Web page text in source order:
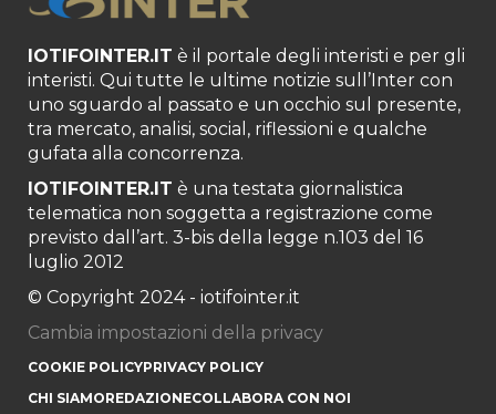
IOTIFOINTER.IT è il portale degli interisti e per gli
interisti. Qui tutte le ultime notizie sull’Inter con
uno sguardo al passato e un occhio sul presente,
tra mercato, analisi, social, riflessioni e qualche
gufata alla concorrenza.
IOTIFOINTER.IT è una testata giornalistica
telematica non soggetta a registrazione come
previsto dall’art. 3-bis della legge n.103 del 16
luglio 2012
© Copyright 2024 - iotifointer.it
Cambia impostazioni della privacy
COOKIE POLICYPRIVACY POLICY
CHI SIAMOREDAZIONECOLLABORA CON NOI